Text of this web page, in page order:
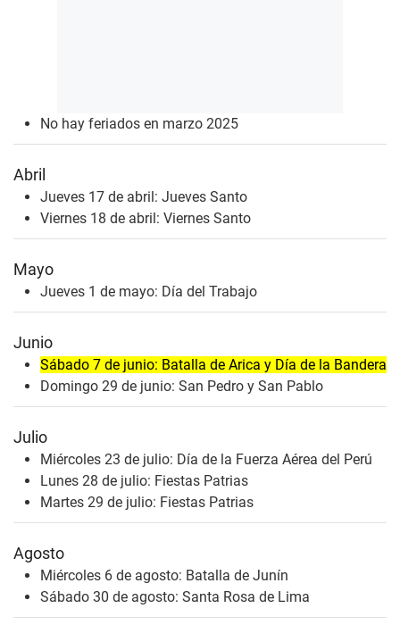
No hay feriados en marzo 2025
Abril
Jueves 17 de abril: Jueves Santo
Viernes 18 de abril: Viernes Santo
Mayo
Jueves 1 de mayo: Día del Trabajo
Junio
Sábado 7 de junio: Batalla de Arica y Día de la Bandera
Domingo 29 de junio: San Pedro y San Pablo
Julio
Miércoles 23 de julio: Día de la Fuerza Aérea del Perú
Lunes 28 de julio: Fiestas Patrias
Martes 29 de julio: Fiestas Patrias
Agosto
Miércoles 6 de agosto: Batalla de Junín
Sábado 30 de agosto: Santa Rosa de Lima